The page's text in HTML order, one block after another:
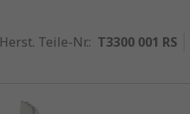
Herst. Teile-Nr.: T3300 001 RS